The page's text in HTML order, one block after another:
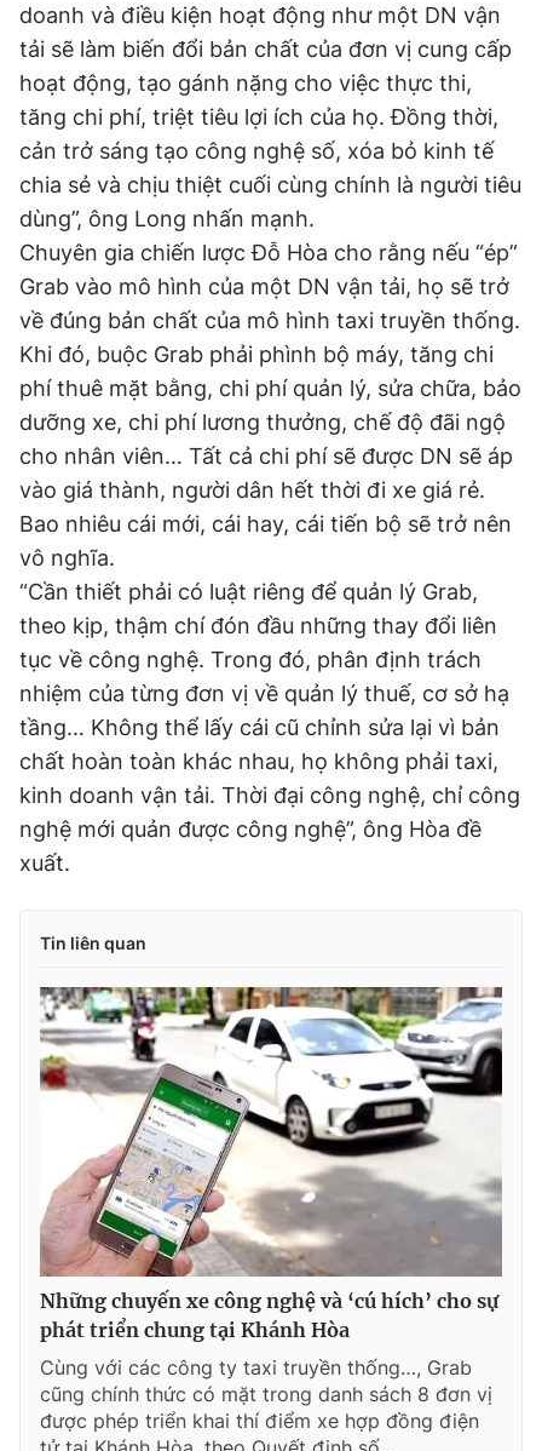
doanh và điều kiện hoạt động như một DN vận
tải sẽ làm biến đổi bản chất của đơn vị cung cấp
hoạt động, tạo gánh nặng cho việc thực thi,
tăng chi phí, triệt tiêu lợi ích của họ. Đồng thời,
cản trở sáng tạo công nghệ số, xóa bỏ kinh tế
chia sẻ và chịu thiệt cuối cùng chính là người tiêu
dùng”, ông Long nhấn mạnh.
Chuyên gia chiến lược Đỗ Hòa cho rằng nếu “ép”
Grab vào mô hình của một DN vận tải, họ sẽ trở
về đúng bản chất của mô hình taxi truyền thống.
Khi đó, buộc Grab phải phình bộ máy, tăng chi
phí thuê mặt bằng, chi phí quản lý, sửa chữa, bảo
dưỡng xe, chi phí lương thưởng, chế độ đãi ngộ
cho nhân viên… Tất cả chi phí sẽ được DN sẽ áp
vào giá thành, người dân hết thời đi xe giá rẻ.
Bao nhiêu cái mới, cái hay, cái tiến bộ sẽ trở nên
vô nghĩa.
“Cần thiết phải có luật riêng để quản lý Grab,
theo kịp, thậm chí đón đầu những thay đổi liên
tục về công nghệ. Trong đó, phân định trách
nhiệm của từng đơn vị về quản lý thuế, cơ sở hạ
tầng… Không thể lấy cái cũ chỉnh sửa lại vì bản
chất hoàn toàn khác nhau, họ không phải taxi,
kinh doanh vận tải. Thời đại công nghệ, chỉ công
nghệ mới quản được công nghệ”, ông Hòa đề
xuất.
Tin liên quan
Những chuyến xe công nghệ và ‘cú hích’ cho sự
phát triển chung tại Khánh Hòa
Cùng với các công ty taxi truyền thống…, Grab
cũng chính thức có mặt trong danh sách 8 đơn vị
được phép triển khai thí điểm xe hợp đồng điện